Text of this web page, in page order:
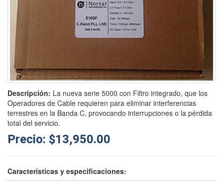
Descripción: La nueva serie 5000 con Filtro integrado, que los
Operadores de Cable requieren para eliminar interferencias
terrestres en la Banda C, provocando interrupciones o la pérdida
total del servicio.
Precio: $13,950.00
Características y especificaciones: